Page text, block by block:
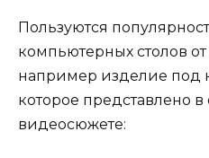
Пользуются
компьютерных столов
например изделие под
которое представлено
видеосюжете: